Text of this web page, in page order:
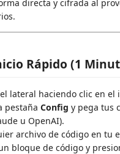
directa y cifrada al
Rápido (1
lateral haciendo clic en el
pestaña Config y pega tus
u OpenAI).
archivo de código en tu
bloque de código y